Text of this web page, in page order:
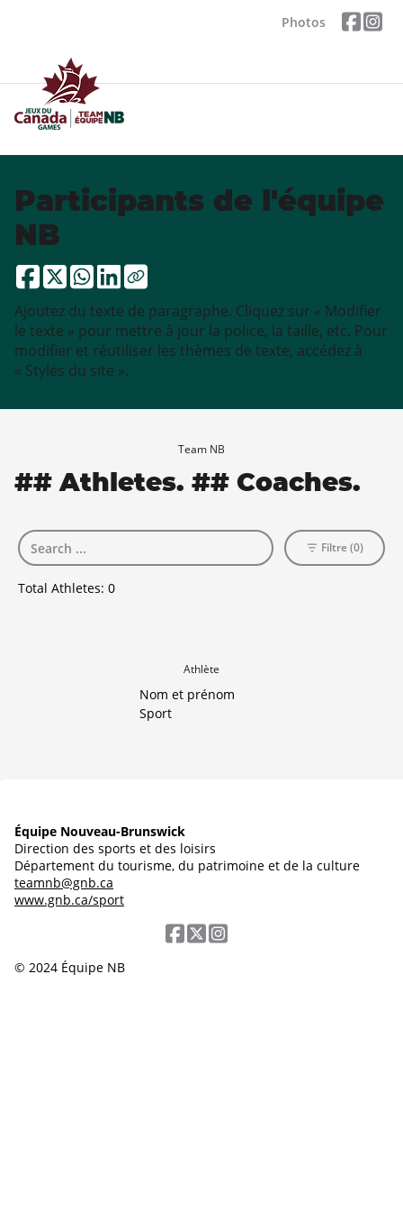
Photos
Participants de l'équipe
NB
Ajoutez du texte de paragraphe. Cliquez sur « Modifier
le texte » pour mettre à jour la police, la taille, etc. Pour
modifier et réutiliser les thèmes de texte, accédez à
« Styles du site ».
Team NB
## Athletes. ## Coaches.
Total Athletes: 0
Filtre (0)
Athlète
Nom et prénom
Sport
Équipe Nouveau-Brunswick
Direction des sports et des loisirs
Département du tourisme, du patrimoine et de la culture
teamnb@gnb.ca
www.gnb.ca/sport
© 2024 Équipe NB